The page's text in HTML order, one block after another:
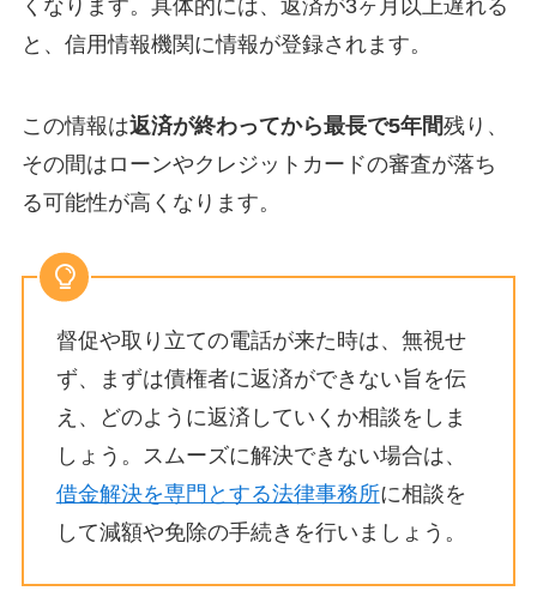
くなります。具体的には、返済が3ヶ月以上遅れる
と、信用情報機関に情報が登録されます。
この情報は返済が終わってから最長で5年間残り、
その間はローンやクレジットカードの審査が落ち
る可能性が高くなります。
督促や取り立ての電話が来た時は、無視せ
ず、まずは債権者に返済ができない旨を伝
え、どのように返済していくか相談をしま
しょう。スムーズに解決できない場合は、
借金解決を専門とする法律事務所に相談を
して減額や免除の手続きを行いましょう。